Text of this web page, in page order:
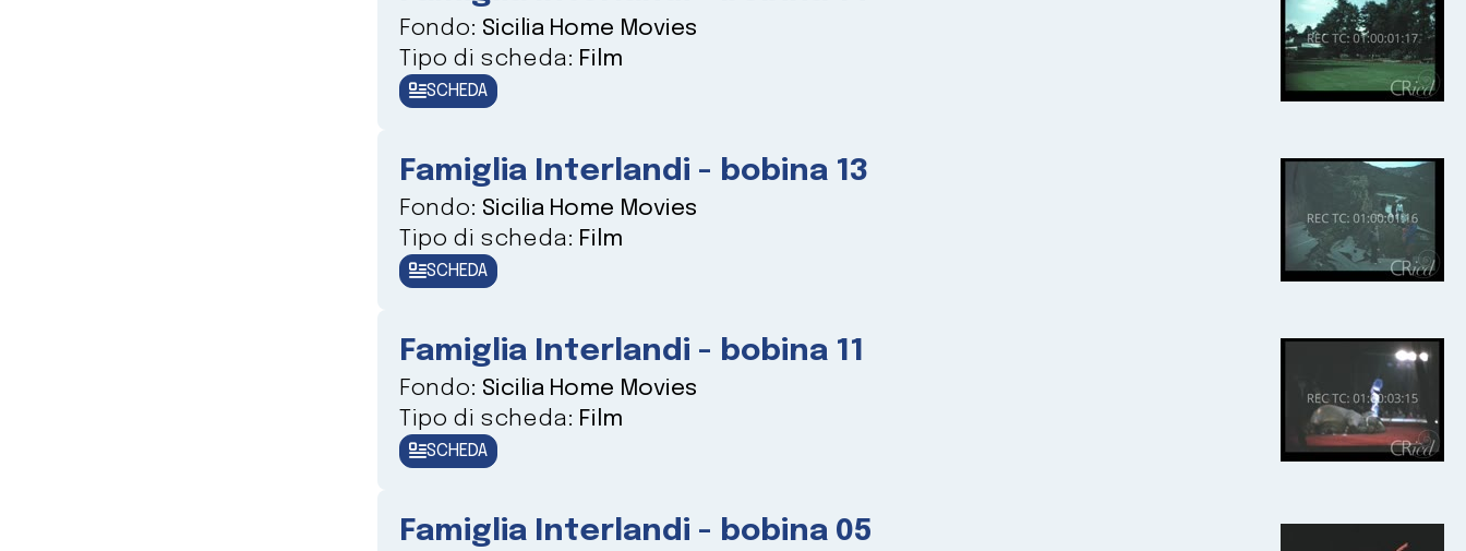
Fondo: Sicilia Home Movies
Tipo di scheda: Film
SCHEDA
Famiglia Interlandi - bobina 13
Fondo: Sicilia Home Movies
Tipo di scheda: Film
SCHEDA
Famiglia Interlandi - bobina 11
Fondo: Sicilia Home Movies
Tipo di scheda: Film
SCHEDA
Famiglia Interlandi - bobina 05